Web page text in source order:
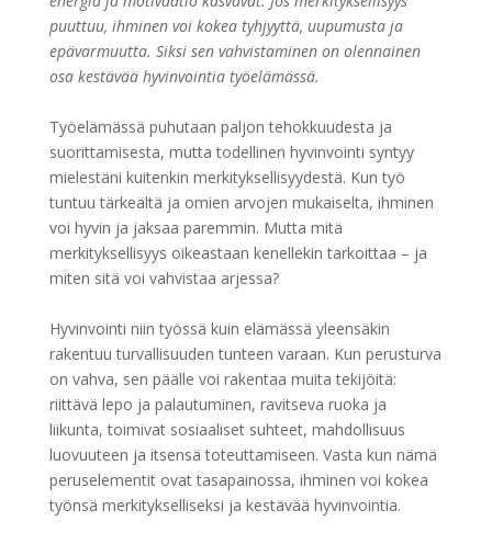
puuttuu, ihminen voi kokea tyhjyyttä, uupumusta ja
epävarmuutta. Siksi sen vahvistaminen on olennainen
osa kestävää hyvinvointia työelämässä.
Työelämässä puhutaan paljon tehokkuudesta ja
suorittamisesta, mutta todellinen hyvinvointi syntyy
mielestäni kuitenkin merkityksellisyydestä. Kun työ
tuntuu tärkeältä ja omien arvojen mukaiselta, ihminen
voi hyvin ja jaksaa paremmin. Mutta mitä
merkityksellisyys oikeastaan kenellekin tarkoittaa – ja
miten sitä voi vahvistaa arjessa?
Hyvinvointi niin työssä kuin elämässä yleensäkin
rakentuu turvallisuuden tunteen varaan. Kun perusturva
on vahva, sen päälle voi rakentaa muita tekijöitä:
riittävä lepo ja palautuminen, ravitseva ruoka ja
liikunta, toimivat sosiaaliset suhteet, mahdollisuus
luovuuteen ja itsensä toteuttamiseen. Vasta kun nämä
peruselementit ovat tasapainossa, ihminen voi kokea
työnsä merkitykselliseksi ja kestävää hyvinvointia.